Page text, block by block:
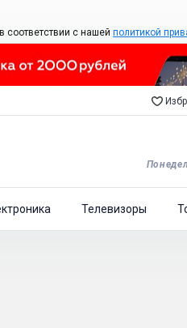
соответствии с нашей политикой
Телевизоры